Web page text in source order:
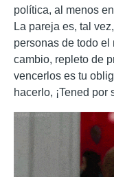
política, al menos
La pareja es, tal
personas de todo el
cambio, repleto de
vencerlos es tu
hacerlo, ¡Tened